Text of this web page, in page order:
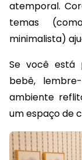
atemporal.
temas
minimalista)
Se você está
bebê,
ambiente
um espaço de